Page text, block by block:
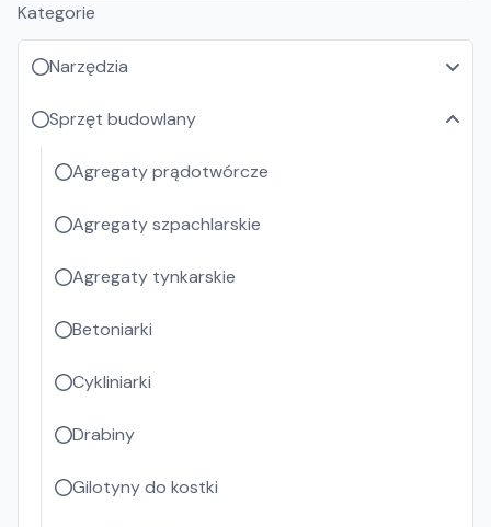
Kategorie
Narzędzia
Sprzęt budowlany
Agregaty prądotwórcze
Agregaty szpachlarskie
Agregaty tynkarskie
Betoniarki
Cykliniarki
Drabiny
Gilotyny do kostki